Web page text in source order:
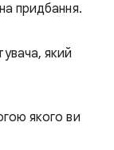
придбання.
який
якого ви